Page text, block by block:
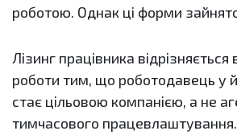
роботою. Однак ці форми
Лізинг працівника відрізняється
роботи тим, що роботодавець у
стає цільовою компанією, а не
тимчасового